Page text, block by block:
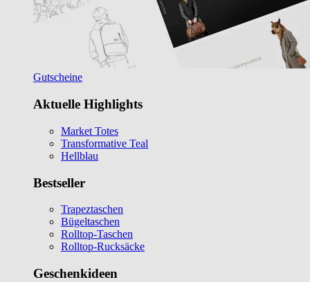
Gutscheine
Aktuelle Highlights
Market Totes
Transformative Teal
Hellblau
Bestseller
Trapeztaschen
Bügeltaschen
Rolltop-Taschen
Rolltop-Rucksäcke
Geschenkideen